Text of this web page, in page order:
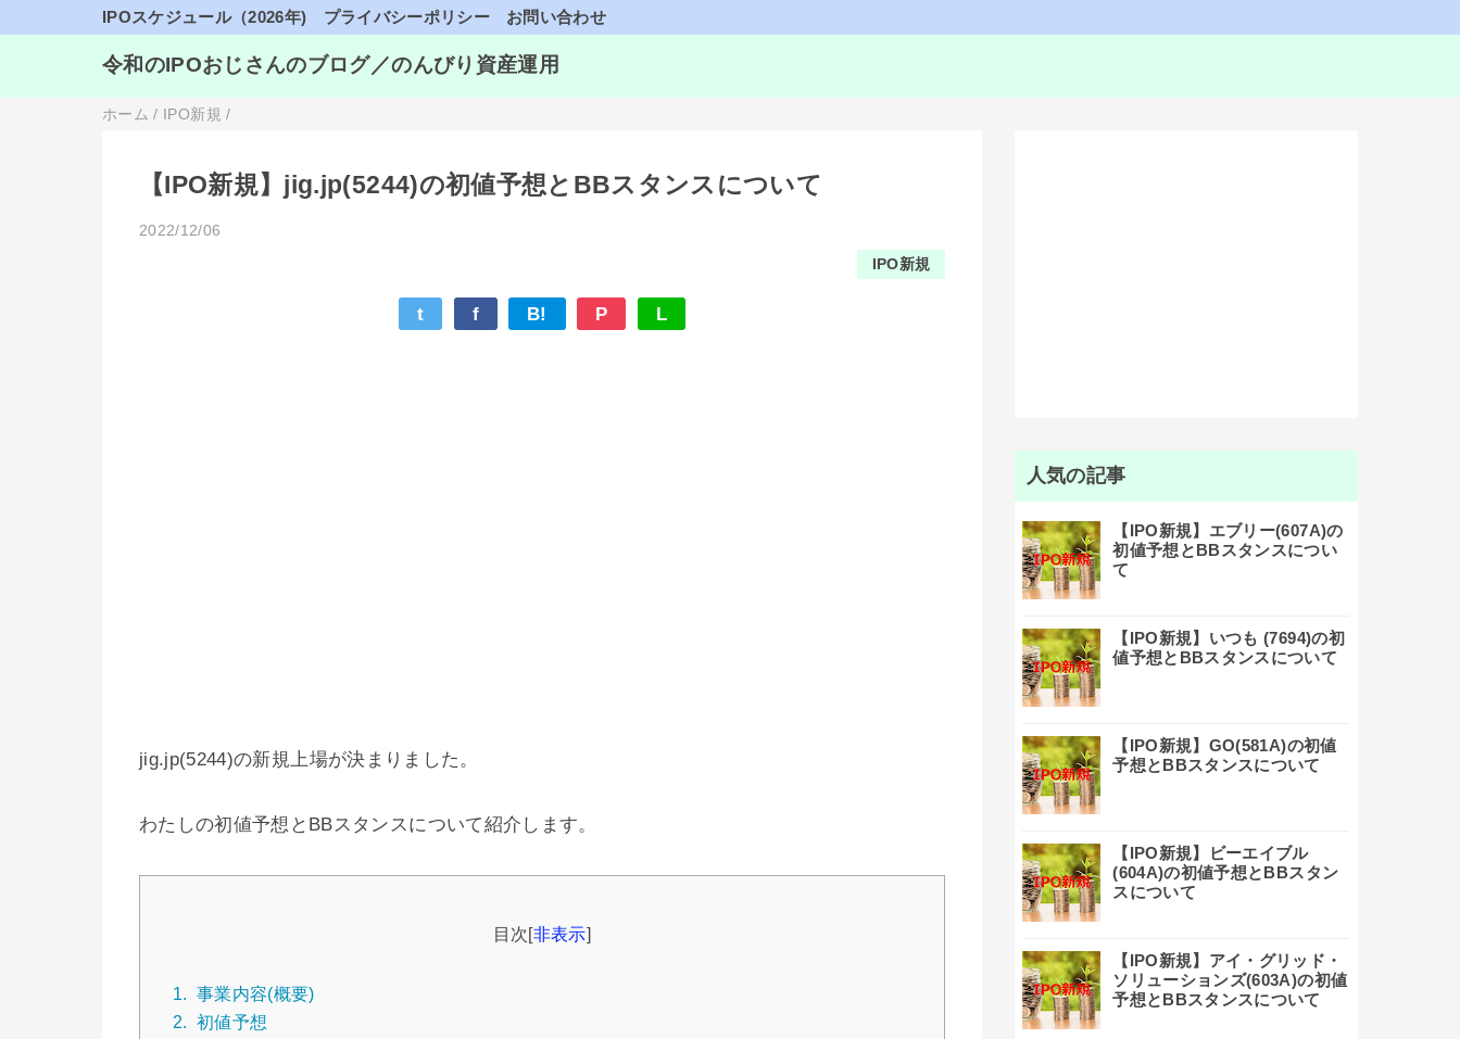
IPOスケジュール（2026年) プライバシーポリシー お問い合わせ
令和のIPOおじさんのブログ／のんびり資産運用
ホーム / IPO新規 /
【IPO新規】jig.jp(5244)の初値予想とBBスタンスについて
2022/12/06
IPO新規
t f B! P L
jig.jp(5244)の新規上場が決まりました。
わたしの初値予想とBBスタンスについて紹介します。
目次[非表示]
1. 事業内容(概要)
2. 初値予想
人気の記事
【IPO新規】エブリー(607A)の
初値予想とBBスタンスについ
て
【IPO新規】いつも (7694)の初
値予想とBBスタンスについて
【IPO新規】GO(581A)の初値
予想とBBスタンスについて
【IPO新規】ビーエイブル
(604A)の初値予想とBBスタン
スについて
【IPO新規】アイ・グリッド・
ソリューションズ(603A)の初値
予想とBBスタンスについて